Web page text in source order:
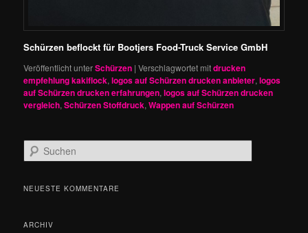
Schürzen beflockt für Bootjers Food-Truck Service GmbH
Veröffentlicht unterSchürzen |Verschlagwortet mitdrucken
empfehlung kakiflock,logos auf Schürzen drucken anbieter,logos
auf Schürzen drucken erfahrungen,logos auf Schürzen drucken
vergleich,Schürzen Stoffdruck,Wappen auf Schürzen
u
h
NEUESTE KOMMENTARE
ARCHIV